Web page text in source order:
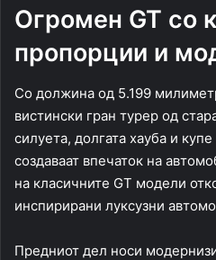
Огромен GT со
пропорции и
Со должина од 5.199
вистински гран турер од
силуета, долгата хауба и
создаваат впечаток на
на класичните GT модели
инспирирани луксузни
Предниот дел носи